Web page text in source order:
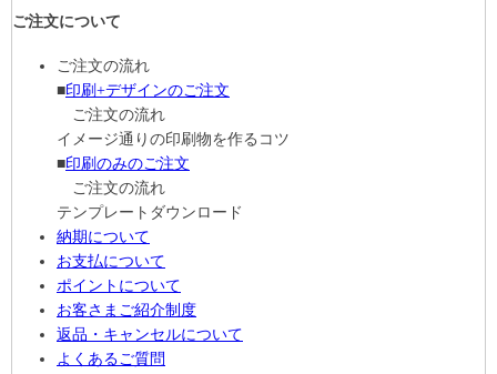
ご注文について
ご注文の流れ
■印刷+デザインのご注文
ご注文の流れ
イメージ通りの印刷物を作るコツ
■印刷のみのご注文
ご注文の流れ
テンプレートダウンロード
納期について
お支払について
ポイントについて
お客さまご紹介制度
返品・キャンセルについて
よくあるご質問